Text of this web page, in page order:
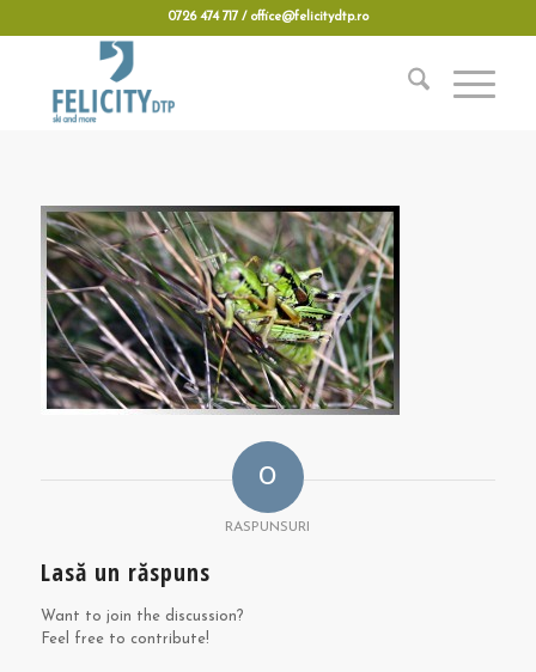
0726 474 717 / office@felicitydtp.ro
0
RASPUNSURI
Lasă un răspuns
Want to join the discussion?
Feel free to contribute!